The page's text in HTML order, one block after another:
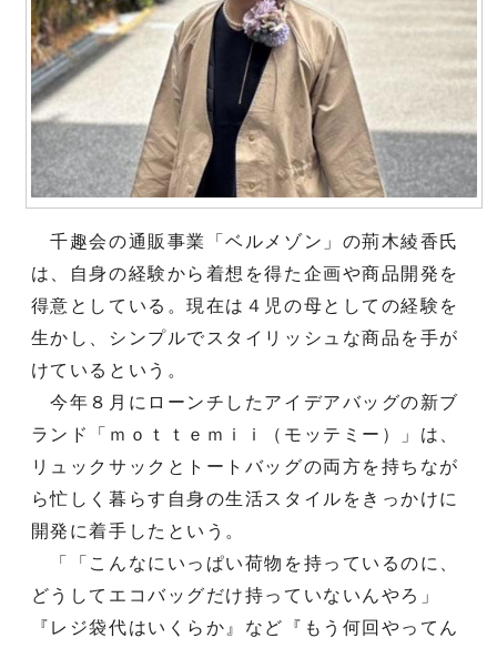
千趣会の通販事業「ベルメゾン」の荊木綾香氏
は、自身の経験から着想を得た企画や商品開発を
得意としている。現在は４児の母としての経験を
生かし、シンプルでスタイリッシュな商品を手が
けているという。
今年８月にローンチしたアイデアバッグの新ブ
ランド「ｍｏｔｔｅｍｉｉ（モッテミー）」は、
リュックサックとトートバッグの両方を持ちなが
ら忙しく暮らす自身の生活スタイルをきっかけに
開発に着手したという。
「「こんなにいっぱい荷物を持っているのに、
どうしてエコバッグだけ持っていないんやろ」
『レジ袋代はいくらか』など『もう何回やってん